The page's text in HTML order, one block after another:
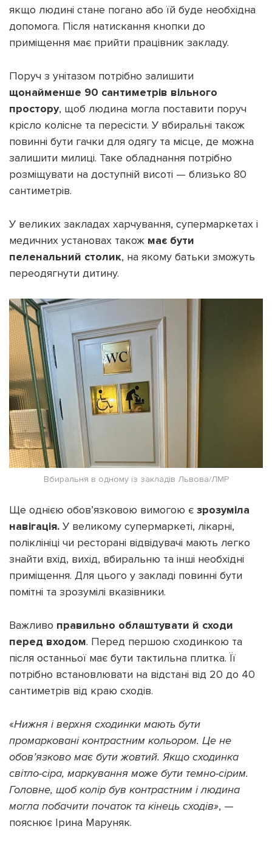
якщо людині стане погано або їй буде необхідна
допомога. Після натискання кнопки до
приміщення має прийти працівник закладу.
Поруч з унітазом потрібно залишити
щонайменше 90 сантиметрів вільного
простору, щоб людина могла поставити поруч
крісло колісне та пересісти. У вбиральні також
повинні бути гачки для одягу та місце, де можна
залишити милиці. Таке обладнання потрібно
розміщувати на доступній висоті — близько 80
сантиметрів.
У великих закладах харчування, супермаркетах і
медичних установах також має бути
пеленальний столик, на якому батьки зможуть
переодягнути дитину.
Вбиральня в одному із закладів Львова/ЛМР
Ще однією обов’язковою вимогою є зрозуміла
навігація. У великому супермаркеті, лікарні,
поліклініці чи ресторані відвідувачі мають легко
знайти вхід, вихід, вбиральню та інші необхідні
приміщення. Для цього у закладі повинні бути
помітні та зрозумілі вказівники.
Важливо правильно облаштувати й сходи
перед входом. Перед першою сходинкою та
після останньої має бути тактильна плитка. Її
потрібно встановлювати на відстані від 20 до 40
сантиметрів від краю сходів.
«Нижня і верхня сходинки мають бути
промарковані контрастним кольором. Це не
обов’язково має бути жовтий. Якщо сходинка
світло-сіра, маркування може бути темно-сірим.
Головне, щоб колір був контрастним і людина
могла побачити початок та кінець сходів», —
пояснює Ірина Маруняк.